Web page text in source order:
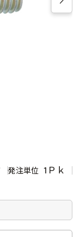
発注単位 1Ｐｋ